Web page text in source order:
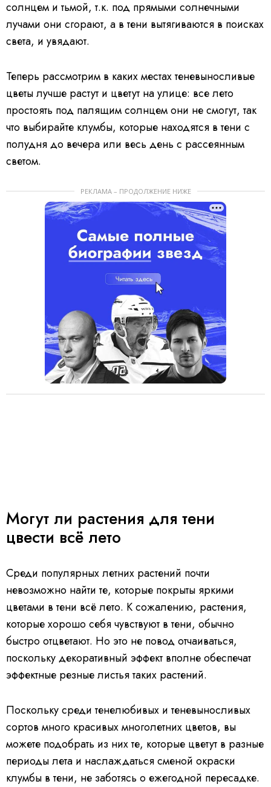
солнцем и тьмой, т.к. под прямыми солнечными
лучами они сгорают, а в тени вытягиваются в поисках
света, и увядают.
Теперь рассмотрим в каких местах теневыносливые
цветы лучше растут и цветут на улице: все лето
простоять под палящим солнцем они не смогут, так
что выбирайте клумбы, которые находятся в тени с
полудня до вечера или весь день с рассеянным
светом.
РЕКЛАМА – ПРОДОЛЖЕНИЕ НИЖЕ
Могут ли растения для тени
цвести всё лето
Среди популярных летних растений почти
невозможно найти те, которые покрыты яркими
цветами в тени всё лето. К сожалению, растения,
которые хорошо себя чувствуют в тени, обычно
быстро отцветают. Но это не повод отчаиваться,
поскольку декоративный эффект вполне обеспечат
эффектные резные листья таких растений.
Поскольку среди тенелюбивых и теневыносливых
сортов много красивых многолетних цветов, вы
можете подобрать из них те, которые цветут в разные
периоды лета и наслаждаться сменой окраски
клумбы в тени, не заботясь о ежегодной пересадке.